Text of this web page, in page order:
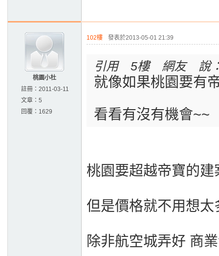
桃園小杜
註冊： 2011-03-11
文章： 5
回覆： 1629
102樓 發表於2013-05-01 21:39
引用 5樓 網友 說
就像如果桃園要有
看看有沒有機會~~
桃園要超越帝寶的建
但是價格就不用想太
除非航空城弄好 商